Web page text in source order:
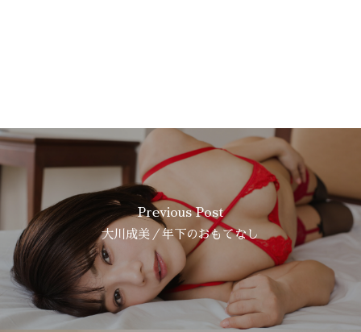
Previous Post
大川成美／年下のおもてなし